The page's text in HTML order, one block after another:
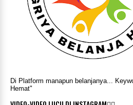
Di Platform manapun belanjanya...
Hemat"